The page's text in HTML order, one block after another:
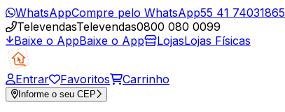
WhatsAppCompre pelo WhatsApp55 41 74031865
TelevendasTelevendas0800 080 0099
Baixe o AppBaixe o App LojasLojas Físicas
Entrar Favoritos Carrinho
Informe o seu CEP